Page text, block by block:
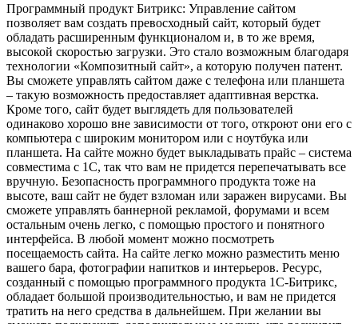
Программный продукт Битрикс: Управление сайтом
позволяет вам создать превосходный сайт, который будет
обладать расширенным функционалом и, в то же время,
высокой скоростью загрузки. Это стало возможным благодаря
технологии «Композитный сайт», а которую получен патент.
Вы сможете управлять сайтом даже с телефона или планшета
– такую возможность предоставляет адаптивная верстка.
Кроме того, сайт будет выглядеть для пользователей
одинаково хорошо вне зависимости от того, откроют они его с
компьютера с широким монитором или с ноутбука или
планшета. На сайте можно будет выкладывать прайс – система
совместима с 1С, так что вам не придется перепечатывать все
вручную. Безопасность программного продукта тоже на
высоте, ваш сайт не будет взломан или заражен вирусами. Вы
сможете управлять баннерной рекламой, форумами и всем
остальным очень легко, с помощью простого и понятного
интерфейса. В любой момент можно посмотреть
посещаемость сайта. На сайте легко можно разместить меню
вашего бара, фотографии напитков и интерьеров. Ресурс,
созданный с помощью программного продукта 1С-Битрикс,
обладает большой производительностью, и вам не придется
тратить на него средства в дальнейшем. При желании вы